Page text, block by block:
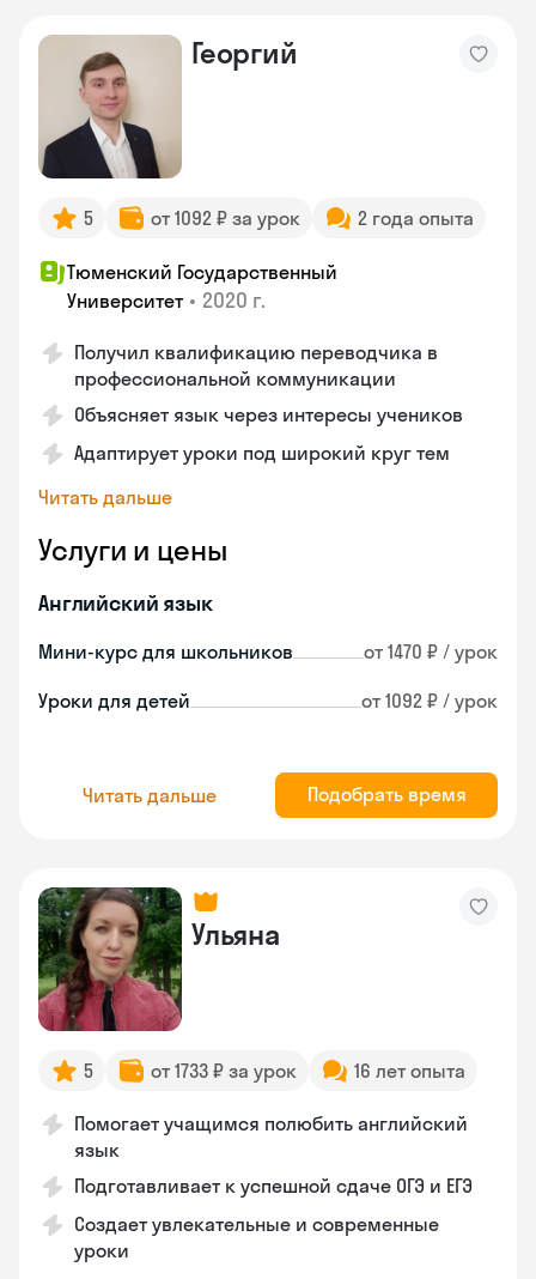
Георгий
5 от 1092 ₽ за урок 2 года опыта
Тюменский Государственный
Университет • 2020 г.
Получил квалификацию переводчика в
профессиональной коммуникации
Объясняет язык через интересы учеников
Адаптирует уроки под широкий круг тем
Читать дальше
Услуги и цены
Английский язык
Мини-курс для школьников от 1470 ₽ / урок
Уроки для детей от 1092 ₽ / урок
Читать дальше Подобрать время
Ульяна
5 от 1733 ₽ за урок 16 лет опыта
Помогает учащимся полюбить английский
язык
Подготавливает к успешной сдаче ОГЭ и ЕГЭ
Создает увлекательные и современные
уроки